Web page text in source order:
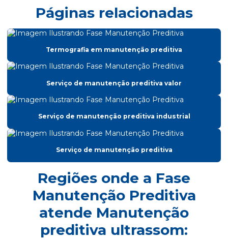
Analise de vibração de motores
Analise de vibração em motores eletricos
Análise de vibração on line
Analise de vibração orçamento
Analise de vibrações em maquinas rotativas
Balanceamento de rotores em campo
Empresa de alinhamento de eixo
Empresa de análise termográfica
Empresa de análise de vibração
Empresa de balanceamento de rotores
Páginas relacionadas
Termografia em manutenção preditiva
Serviço de manutenção preditiva valor
Serviço de manutenção preditiva industrial
Serviço de manutenção preditiva
Regiões onde a Fase
Manutenção Preditiva
atende Manutenção
preditiva ultrassom: